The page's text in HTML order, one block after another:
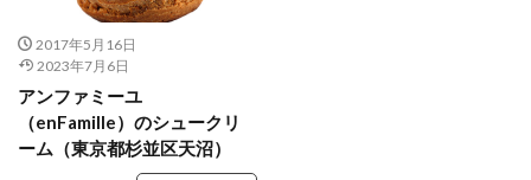
2017年5月16日
2023年7月6日
アンファミーユ
（enFamille）のシュークリ
ーム（東京都杉並区天沼）